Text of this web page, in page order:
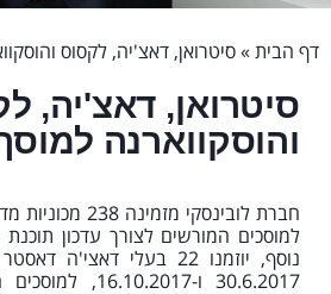
דף הבית »סיטרואן, דאצ'יה, לקסוס
סיטרואן, דאצ'יה,
והוסקווארנה
למוסכים המורשים לצורך עדכון
נוסף, יוזמנו 22 בעלי
30.6.2017 ו-